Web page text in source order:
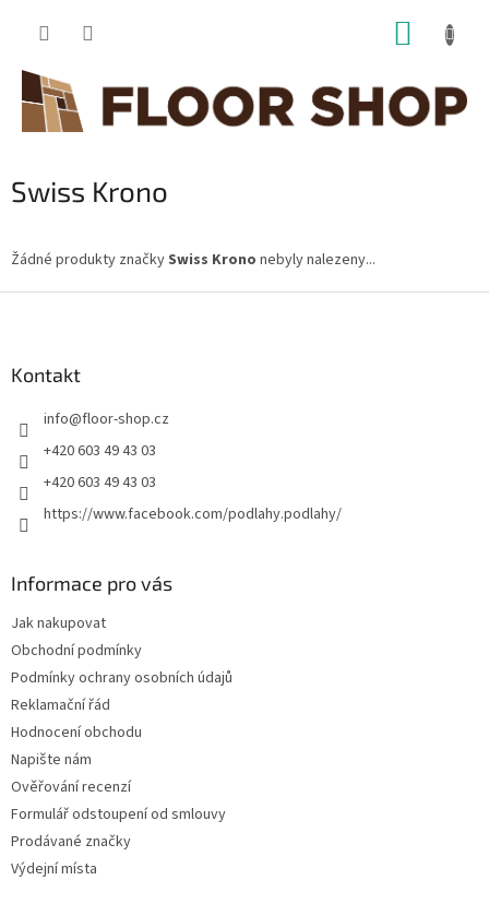
Swiss Krono
Žádné produkty značkySwiss Krono nebyly nalezeny...
Kontakt
info@floor-shop.cz
+420 603 49 43 03
+420 603 49 43 03
https://www.facebook.com/podlahy.podlahy/
Informace pro vás
Jak nakupovat
Obchodní podmínky
Podmínky ochrany osobních údajů
Reklamační řád
Hodnocení obchodu
Napište nám
Ověřování recenzí
Formulář odstoupení od smlouvy
Prodávané značky
Výdejní místa